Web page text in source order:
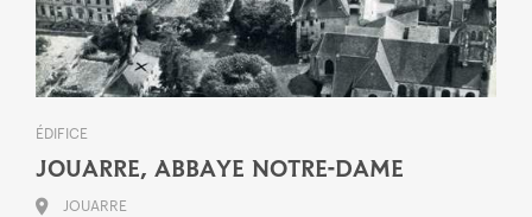
ÉDIFICE
JOUARRE, ABBAYE NOTRE-DAME
JOUARRE